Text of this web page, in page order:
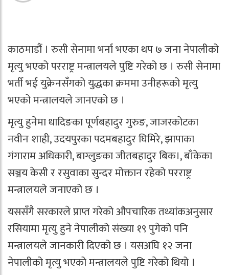
काठमाडौं । रुसी सेनामा भर्ना भएका थप ७ जना नेपालीको
मृत्यु भएको परराष्ट्र मन्त्रालयले पुष्टि गरेको छ । रुसी सेनामा
भर्ती भई युक्रेनसँगको युद्धका क्रममा उनीहरूको मृत्यु
भएको मन्त्रालयले जानएको छ ।
मृत्यु हुनेमा धादिङका पूर्णबहादुर गुरुङ, जाजरकोटका
नवीन शाही, उदयपुरका पदमबहादुर घिमिरे, झापाका
गंगाराम अधिकारी, बाग्लुङका जीतबहादुर बिक।, बाँकेका
सञ्जय केसी र रसुवाका सुन्दर मोक्तान रहेको परराष्ट्र
मन्त्रालयले जनाएको छ ।
यससँगै सरकारले प्राप्त गरेको औपचारिक तथ्यांकअनुसार
रसियामा मृत्यु हुने नेपालीको संख्या १९ पुगेको पनि
मन्त्रालयले जानकारी दिएको छ । यसअघि १२ जना
नेपालीको मृत्यु भएको मन्त्रालयले पुष्टि गरेको थियो ।